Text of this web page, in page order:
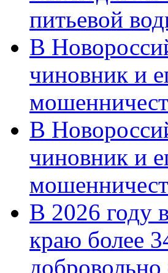
питьевой
В
чиновник и
В
чиновник и
В 2026 году
краю более